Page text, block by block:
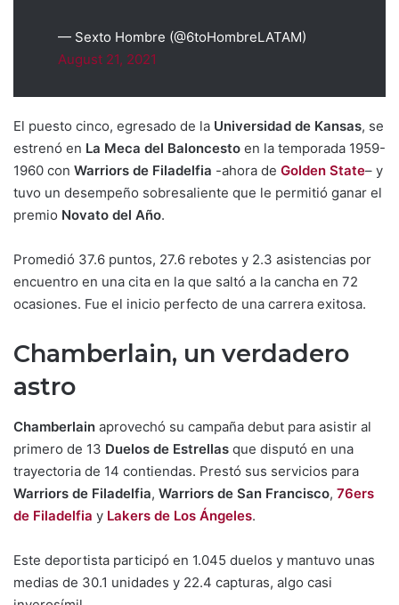
— Sexto Hombre (@6toHombreLATAM)
August 21, 2021
El puesto cinco, egresado de la Universidad de Kansas, se
estrenó en La Meca del Baloncesto en la temporada 1959-
1960 con Warriors de Filadelfia -ahora de Golden State– y
tuvo un desempeño sobresaliente que le permitió ganar el
premio Novato del Año.
Promedió 37.6 puntos, 27.6 rebotes y 2.3 asistencias por
encuentro en una cita en la que saltó a la cancha en 72
ocasiones. Fue el inicio perfecto de una carrera exitosa.
Chamberlain, un verdadero
astro
Chamberlain aprovechó su campaña debut para asistir al
primero de 13 Duelos de Estrellas que disputó en una
trayectoria de 14 contiendas. Prestó sus servicios para
Warriors de Filadelfia, Warriors de San Francisco, 76ers
de Filadelfia y Lakers de Los Ángeles.
Este deportista participó en 1.045 duelos y mantuvo unas
medias de 30.1 unidades y 22.4 capturas, algo casi